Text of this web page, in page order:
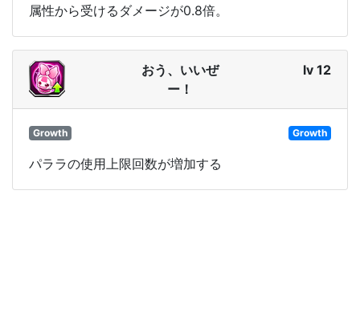
属性から受けるダメージが0.8倍。
おう、いいぜ
ー！
lv 12
Growth Growth
パララの使用上限回数が増加する